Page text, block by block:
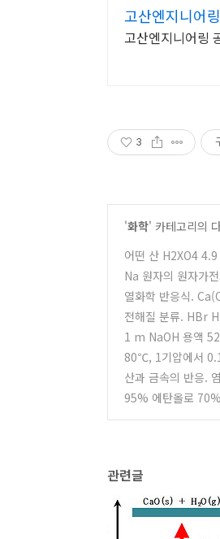
고산엔지니어
고산엔지니어링
3
'화학' 카테고리의
어떤 산 H2XO4
Na 원자의 원자가
열화학 반응식.
전해질 분류. HBr
1 m NaOH 용액
80℃, 1기압에서
산과 금속의 반응.
95% 에탄올로
관련글